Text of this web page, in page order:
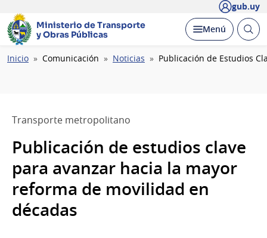
gub.uy
Ministerio de Transporte
y Obras Públicas
Desplegar
Menú Abrir
Ruta
Inicio Comunicación Noticias Publicación de Estudios
Transporte metropolitano
Publicación de estudios clave
para avanzar hacia la mayor
reforma de movilidad en
décadas